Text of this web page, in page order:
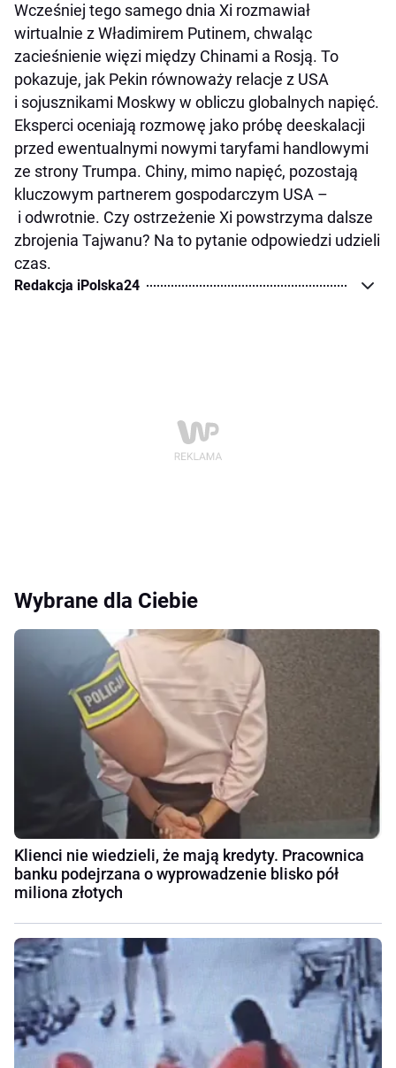
Wcześniej tego samego dnia Xi rozmawiał
wirtualnie z Władimirem Putinem, chwaląc
zacieśnienie więzi między Chinami a Rosją. To
pokazuje, jak Pekin równoważy relacje z USA
i sojusznikami Moskwy w obliczu globalnych napięć.
Eksperci oceniają rozmowę jako próbę deeskalacji
przed ewentualnymi nowymi taryfami handlowymi
ze strony Trumpa. Chiny, mimo napięć, pozostają
kluczowym partnerem gospodarczym USA –
i odwrotnie. Czy ostrzeżenie Xi powstrzyma dalsze
zbrojenia Tajwanu? Na to pytanie odpowiedzi udzieli
czas.
Redakcja iPolska24
Wybrane dla Ciebie
Klienci nie wiedzieli, że mają kredyty. Pracownica
banku podejrzana o wyprowadzenie blisko pół
miliona złotych